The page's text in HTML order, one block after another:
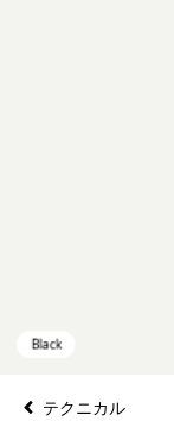
テクニカル